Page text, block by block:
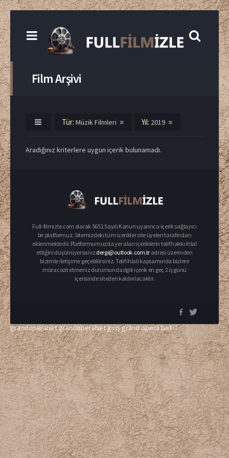
Film Arşivi
Tür: Müzik Filmleri Yıl: 2019
Aradığınız kriterlere uygun içerik bulunamadı.
Full-filmizle.com olarak 5651 Sayılı Kanun uyarınca içerik sağlayıcı
bir platformuz. Sitemizdeki tüm içerikler site üyeleri tarafından
eklenmektedir. Platformumuzda yer alan içeriklerin telif hakkı ihlal
ettiğini düşünüyorsanızdergi@outlook.com.tr adresi üzerinden
bizimle iletişime geçebilirsiniz. Telif ihlali kapsamında bizlere
müracaat etmeniz durumunda ilgili içerik en geç 2 iş günü
içerisinde siteden kaldırılacaktır.
grandoperabetgrandoperabet girişgrand opera bet